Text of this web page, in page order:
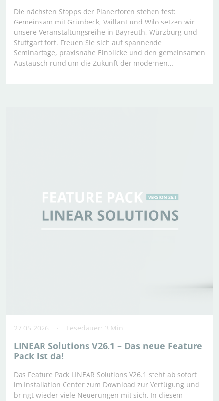
Die nächsten Stopps der Planerforen stehen fest:
Gemeinsam mit Grünbeck, Vaillant und Wilo setzen wir
unsere Veranstaltungsreihe in Bayreuth, Würzburg und
Stuttgart fort. Freuen Sie sich auf spannende
Seminartage, praxisnahe Einblicke und den gemeinsamen
Austausch rund um die Zukunft der modernen…
27.05.2026 Lesedauer: 3 Min
LINEAR Solutions V26.1 – Das neue Feature
Pack ist da!
Das Feature Pack LINEAR Solutions V26.1 steht ab sofort
im Installation Center zum Download zur Verfügung und
bringt wieder viele Neuerungen mit sich. In diesem